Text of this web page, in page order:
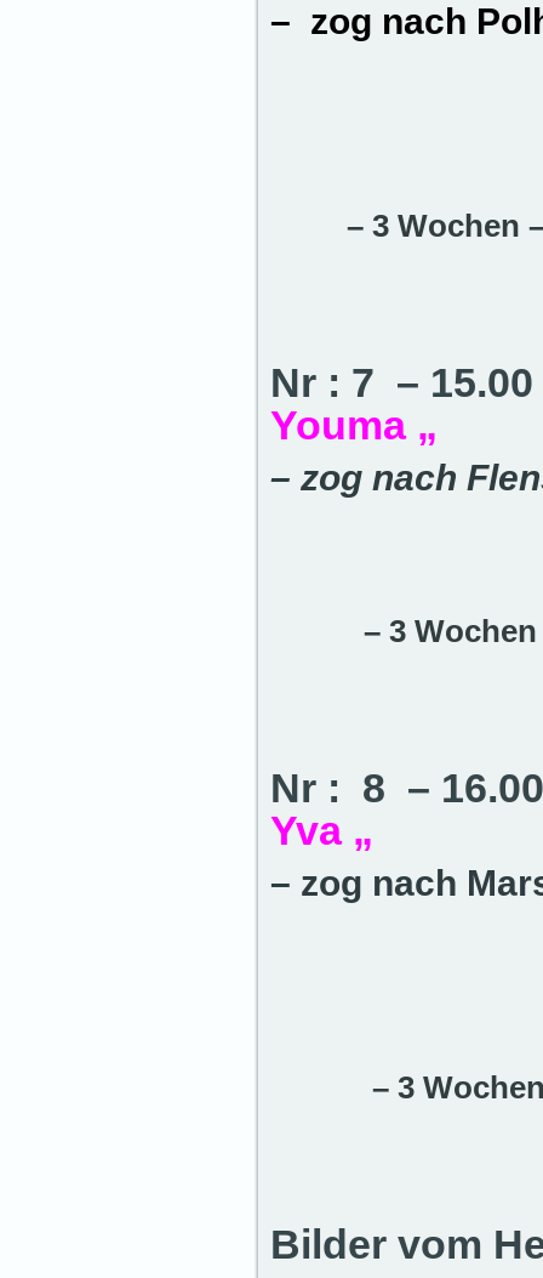
– zog nach
– 3
Nr : 7 –
Youma „
– zog nach
– 3
Nr : 8 –
Yva „
– zog nach
– 3
Bilder vom